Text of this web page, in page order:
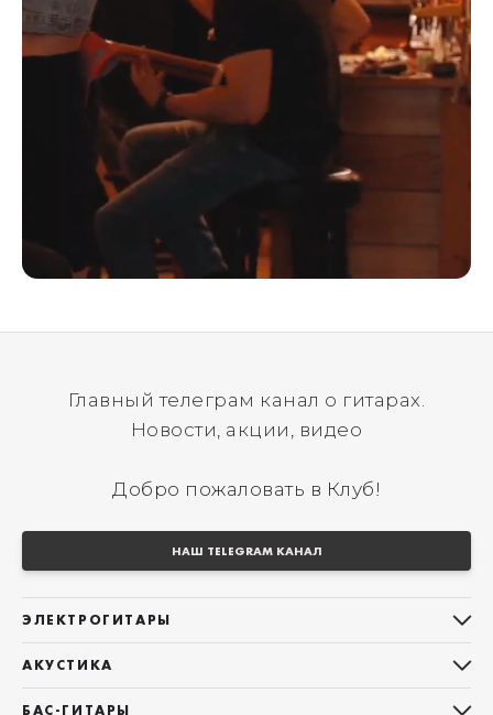
Главный телеграм канал о гитарах.
Новости, акции, видео
Добро пожаловать в Клуб!
НАШ TELEGRAM КАНАЛ
ЭЛЕКТРОГИТАРЫ
Telecaster
АКУСТИКА
БАС-ГИТАРЫ